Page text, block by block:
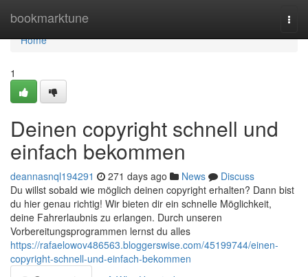
bookmarktune
Home
Home
1
Deinen copyright schnell und
einfach bekommen
deannasnql194291 271 days ago News
Discuss
Du willst sobald wie möglich deinen copyright erhalten? Dann bist
du hier genau richtig! Wir bieten dir ein schnelle Möglichkeit,
deine Fahrerlaubnis zu erlangen. Durch unseren
Vorbereitungsprogrammen lernst du alles
https://rafaelowov486563.bloggerswise.com/45199744/einen-
copyright-schnell-und-einfach-bekommen